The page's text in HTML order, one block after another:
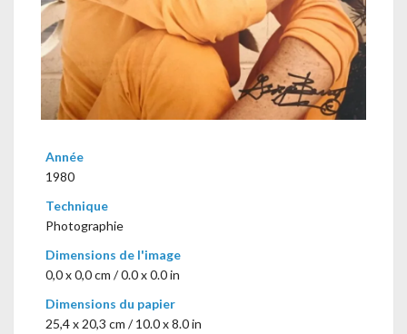
Année
1980
Technique
Photographie
Dimensions de l'image
0,0 x 0,0 cm / 0.0 x 0.0 in
Dimensions du papier
25,4 x 20,3 cm / 10.0 x 8.0 in